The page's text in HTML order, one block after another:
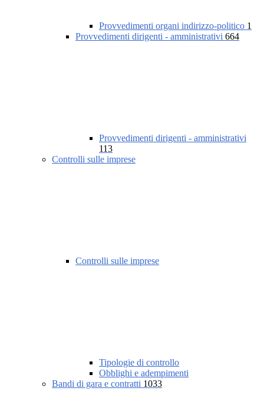
Provvedimenti organi indirizzo-politico 1
Provvedimenti dirigenti - amministrativi 664
Provvedimenti dirigenti - amministrativi
113
Controlli sulle imprese
Controlli sulle imprese
Tipologie di controllo
Obblighi e adempimenti
Bandi di gara e contratti 1033